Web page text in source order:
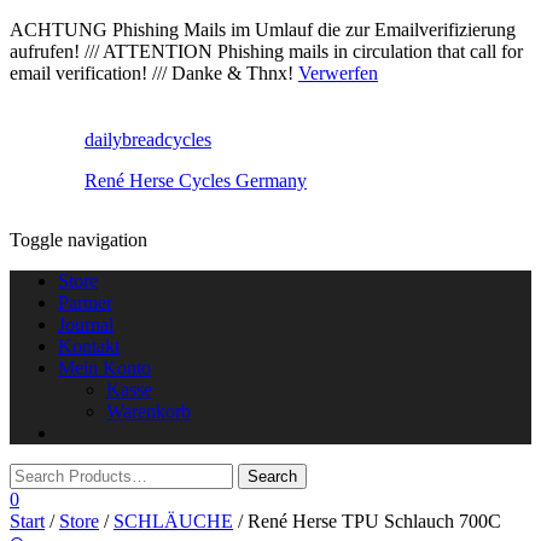
ACHTUNG Phishing Mails im Umlauf die zur Emailverifizierung
aufrufen! /// ATTENTION Phishing mails in circulation that call for
email verification! /// Danke & Thnx! Verwerfen
dailybreadcycles
René Herse Cycles Germany
Toggle navigation
Store
Partner
Journal
Kontakt
Mein Konto
Kasse
Warenkorb
0
Start / Store / SCHLÄUCHE / René Herse TPU Schlauch 700C